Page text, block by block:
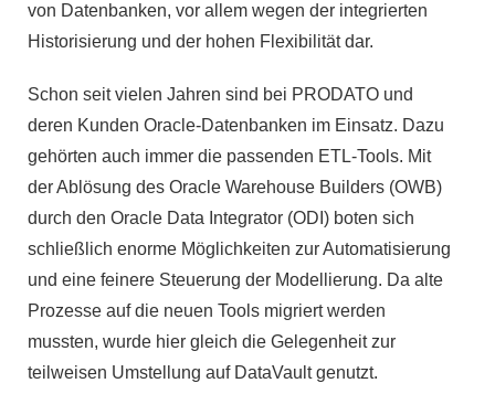
von Datenbanken, vor allem wegen der integrierten
Historisierung und der hohen Flexibilität dar.
Schon seit vielen Jahren sind bei PRODATO und
deren Kunden Oracle-Datenbanken im Einsatz. Dazu
gehörten auch immer die passenden ETL-Tools. Mit
der Ablösung des Oracle Warehouse Builders (OWB)
durch den Oracle Data Integrator (ODI) boten sich
schließlich enorme Möglichkeiten zur Automatisierung
und eine feinere Steuerung der Modellierung. Da alte
Prozesse auf die neuen Tools migriert werden
mussten, wurde hier gleich die Gelegenheit zur
teilweisen Umstellung auf DataVault genutzt.